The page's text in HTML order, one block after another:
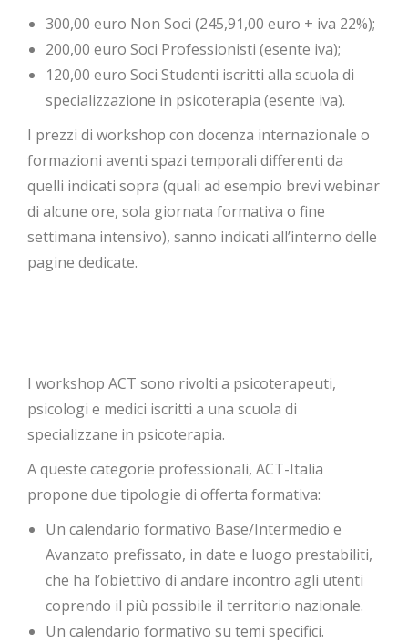
300,00 euro Non Soci (245,91,00 euro + iva 22%);
200,00 euro Soci Professionisti (esente iva);
120,00 euro Soci Studenti iscritti alla scuola di
specializzazione in psicoterapia (esente iva).
I prezzi di workshop con docenza internazionale o
formazioni aventi spazi temporali differenti da
quelli indicati sopra (quali ad esempio brevi webinar
di alcune ore, sola giornata formativa o fine
settimana intensivo), sanno indicati all’interno delle
pagine dedicate.
I workshop ACT sono rivolti a psicoterapeuti,
psicologi e medici iscritti a una scuola di
specializzane in psicoterapia.
A queste categorie professionali, ACT-Italia
propone due tipologie di offerta formativa:
Un calendario formativo Base/Intermedio e
Avanzato prefissato, in date e luogo prestabiliti,
che ha l’obiettivo di andare incontro agli utenti
coprendo il più possibile il territorio nazionale.
Un calendario formativo su temi specifici.